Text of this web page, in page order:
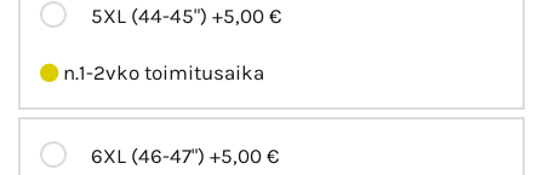
5XL (44-45") +5,00 €
n.1-2vko toimitusaika
6XL (46-47") +5,00 €